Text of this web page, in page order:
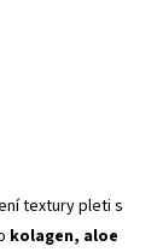
textury pleti s
kolagen, aloe